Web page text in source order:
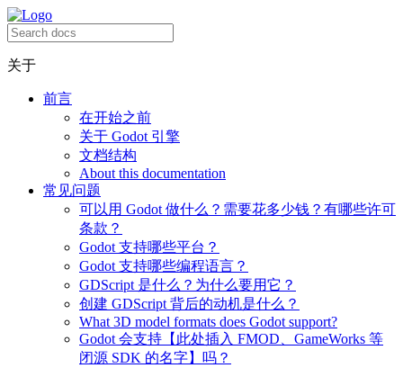
关于
前言
在开始之前
关于 Godot 引擎
文档结构
About this documentation
常见问题
可以用 Godot 做什么？需要花多少钱？有哪些许可
条款？
Godot 支持哪些平台？
Godot 支持哪些编程语言？
GDScript 是什么？为什么要用它？
创建 GDScript 背后的动机是什么？
What 3D model formats does Godot support?
Godot 会支持【此处插入 FMOD、GameWorks 等
闭源 SDK 的名字】吗？